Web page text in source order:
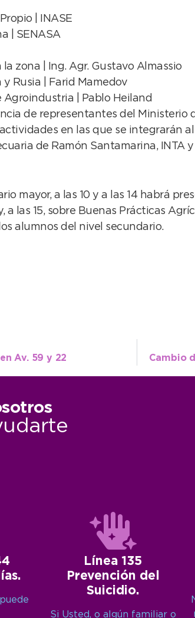
| INASE
| SENASA
zona | Ing. Agr. Gustavo Almassio
Rusia | Farid Mamedov
| Pablo Heiland
de representantes del
en las que se integrarán
de Ramón Santamarina,
mayor, a las 10 y a las 14 habrá
a las 15, sobre Buenas Prácticas
alumnos del nivel secundario.
Av. 59 y 22
Línea 135
Prevención del
Suicidio.
Si Usted, o algún familiar o